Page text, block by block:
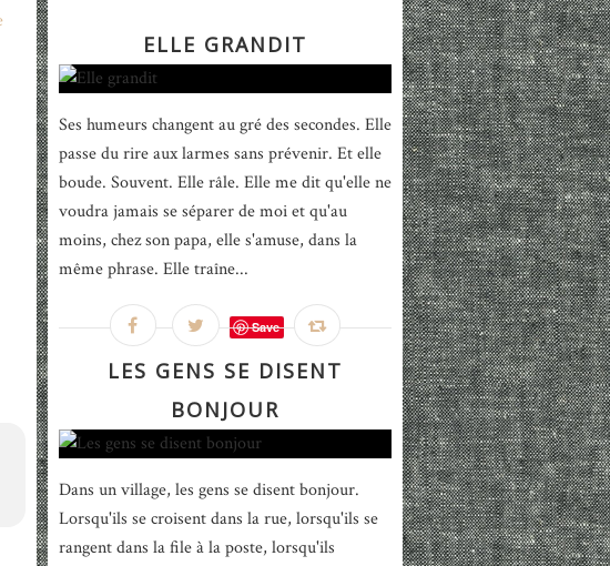
ELLE GRANDIT
Ses humeurs changent au gré des secondes. Elle
passe du rire aux larmes sans prévenir. Et elle
boude. Souvent. Elle râle. Elle me dit qu'elle ne
voudra jamais se séparer de moi et qu'au
moins, chez son papa, elle s'amuse, dans la
même phrase. Elle traîne...
Save
LES GENS SE DISENT
BONJOUR
Dans un village, les gens se disent bonjour.
Lorsqu'ils se croisent dans la rue, lorsqu'ils se
rangent dans la file à la poste, lorsqu'ils